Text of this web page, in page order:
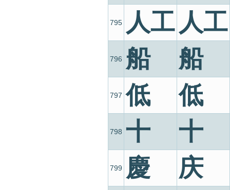
795 人工 人工
796 船 船
797 低 低
798 十 十
799 慶 庆